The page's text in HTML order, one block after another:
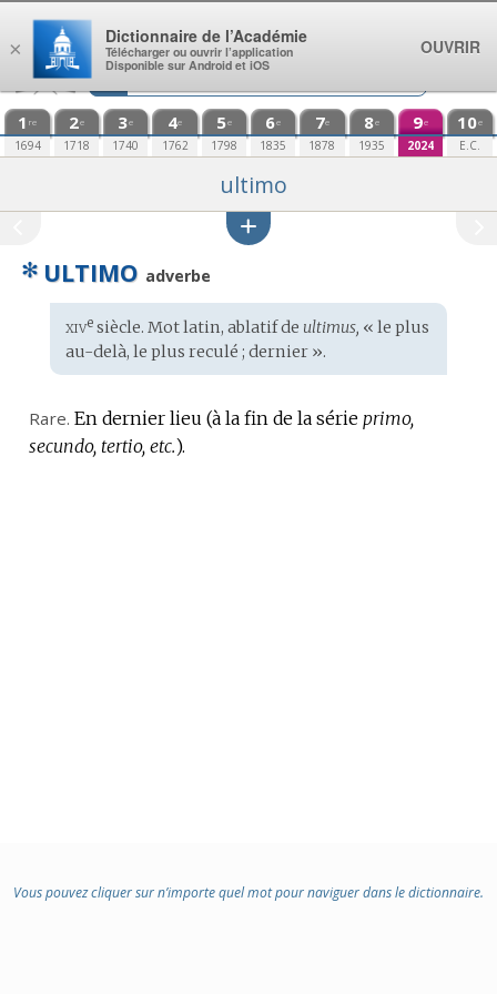
Aller au contenu
1 re
1694
2e
1718
3e
1740
4e
1762
5e
1798
6e
1835
7e
1878
8e
1935
9e
2024
10e
E.C.
ultimo
✻ ULTIMO adverbe
Étymologie
:
xivesiècle. Motlatin, ablatif de ultimus, « le plus
au-delà, le plus reculé ; dernier ».
Rare. En dernier lieu (à la fin de la série primo,
secundo, tertio, etc.).
Vous pouvez cliquer sur n’importe quel mot pour naviguer dans le dictionnaire.
×
Dictionnaire de l’Académie
Télécharger ou ouvrir l’application
Disponible sur Android et iOS
OUVRIR